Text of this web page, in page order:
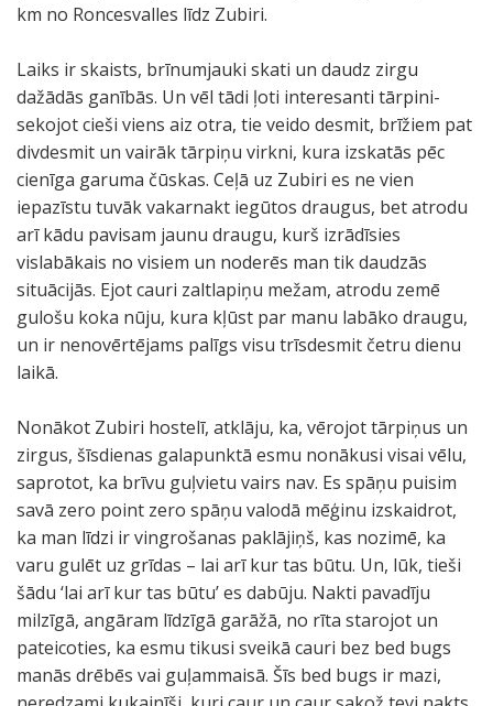
km no Roncesvalles līdz Zubiri.
Laiks ir skaists, brīnumjauki skati un daudz zirgu
dažādās ganībās. Un vēl tādi ļoti interesanti tārpini-
sekojot cieši viens aiz otra, tie veido desmit, brīžiem pat
divdesmit un vairāk tārpiņu virkni, kura izskatās pēc
cienīga garuma čūskas. Ceļā uz Zubiri es ne vien
iepazīstu tuvāk vakarnakt iegūtos draugus, bet atrodu
arī kādu pavisam jaunu draugu, kurš izrādīsies
vislabākais no visiem un noderēs man tik daudzās
situācijās. Ejot cauri zaltlapiņu mežam, atrodu zemē
gulošu koka nūju, kura kļūst par manu labāko draugu,
un ir nenovērtējams palīgs visu trīsdesmit četru dienu
laikā.
Nonākot Zubiri hostelī, atklāju, ka, vērojot tārpiņus un
zirgus, šīsdienas galapunktā esmu nonākusi visai vēlu,
saprotot, ka brīvu guļvietu vairs nav. Es spāņu puisim
savā zero point zero spāņu valodā mēģinu izskaidrot,
ka man līdzi ir vingrošanas paklājiņš, kas nozimē, ka
varu gulēt uz grīdas – lai arī kur tas būtu. Un, lūk, tieši
šādu ‘lai arī kur tas būtu’ es dabūju. Nakti pavadīju
milzīgā, angāram līdzīgā garāžā, no rīta starojot un
pateicoties, ka esmu tikusi sveikā cauri bez bed bugs
manās drēbēs vai guļammaisā. Šīs bed bugs ir mazi,